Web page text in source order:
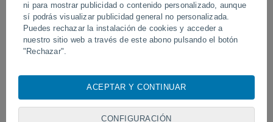
ni para mostrar publicidad o contenido personalizado, aunque
sí podrás visualizar publicidad general no personalizada.
Puedes rechazar la instalación de cookies y acceder a
nuestro sitio web a través de este abono pulsando el botón
"Rechazar".
cookies, identificadores únicos o tecnologías similares para
visita en este sitio web, las direcciones IP y los
identificadores de cookies. Es posible que algunos
ACEPTAR Y CONTINUAR
CONFIGURACIÓN
Tornados y lluvias torrenciales en
Pelotas, Brasil.
Un rayo impactó en un
fútbol en Narathiwat,
Síguenos